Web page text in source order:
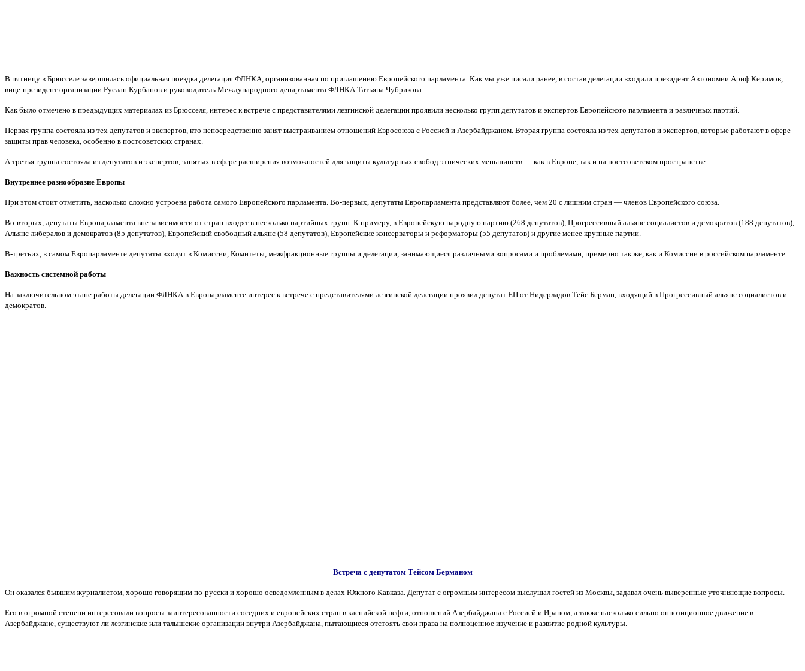
В пятницу в Брюсселе завершилась официальная поездка делегация ФЛНКА, организованная по приглашению Европейского парламента. Как мы уже писали ранее, в состав делегации входили президент Автономии Ариф Керимов,
вице-президент организации Руслан Курбанов и руководитель Международного департамента ФЛНКА Татьяна Чубрикова.
Как было отмечено в предыдущих материалах из Брюсселя, интерес к встрече с представителями лезгинской делегации проявили несколько групп депутатов и экспертов Европейского парламента и различных партий.
Первая группа состояла из тех депутатов и экспертов, кто непосредственно занят выстраиванием отношений Евросоюза с Россией и Азербайджаном. Вторая группа состояла из тех депутатов и экспертов, которые работают в сфере
защиты прав человека, особенно в постсоветских странах.
А третья группа состояла из депутатов и экспертов, занятых в сфере расширения возможностей для защиты культурных свобод этнических меньшинств — как в Европе, так и на постсоветском пространстве.
Внутреннее разнообразие Европы
При этом стоит отметить, насколько сложно устроена работа самого Европейского парламента. Во-первых, депутаты Европарламента представляют более, чем 20 с лишним стран — членов Европейского союза.
Во-вторых, депутаты Европарламента вне зависимости от стран входят в несколько партийных групп. К примеру, в Европейскую народную партию (268 депутатов), Прогрессивный альянс социалистов и демократов (188 депутатов),
Альянс либералов и демократов (85 депутатов), Европейский свободный альянс (58 депутатов), Европейские консерваторы и реформаторы (55 депутатов) и другие менее крупные партии.
В-третьих, в самом Европарламенте депутаты входят в Комиссии, Комитеты, межфракционные группы и делегации, занимающиеся различными вопросами и проблемами, примерно так же, как и Комиссии в российском парламенте.
Важность системной работы
На заключительном этапе работы делегации ФЛНКА в Европарламенте интерес к встрече с представителями лезгинской делегации проявил депутат ЕП от Нидерладов Тейс Берман, входящий в Прогрессивный альянс социалистов и
демократов.
Встреча с депутатом Тейсом Берманом
Он оказался бывшим журналистом, хорошо говорящим по-русски и хорошо осведомленным в делах Южного Кавказа. Депутат с огромным интересом выслушал гостей из Москвы, задавал очень выверенные уточняющие вопросы.
Его в огромной степени интересовали вопросы заинтересованности соседних и европейских стран в каспийской нефти, отношений Азербайджана с Россией и Ираном, а также насколько сильно оппозиционное движение в
Азербайджане, существуют ли лезгинские или талышские организации внутри Азербайджана, пытающиеся отстоять свои права на полноценное изучение и развитие родной культуры.